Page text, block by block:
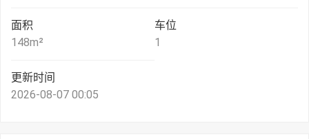
面积
148m²
车位
1
更新时间
2026-08-07 00:05